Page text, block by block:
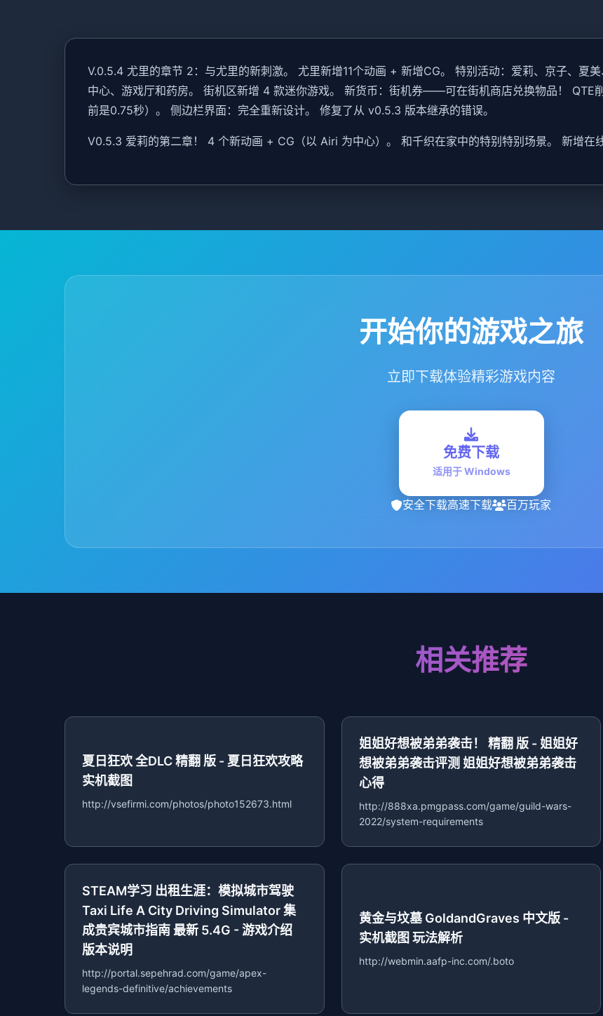
V.0.5.4 尤里的章节 2：与尤里的新刺激。 尤里新增11个动画 + 新增CG。 特别活动：爱莉、京子、夏
中心、游戏厅和药房。 街机区新增 4 款迷你游戏。 新货币：街机券——可在街机商店兑换物品！ QTE
前是0.75秒）。 侧边栏界面：完全重新设计。 修复了从 v0.5.3 版本继承的错误。
V0.5.3 爱莉的第二章！ 4 个新动画 + CG（以 Airi 为中心）。 和千织在家中的特别特别场景。 新增在
开始你的游戏之旅
立即下载体验精彩游戏内容
免费下载
适用于 Windows
安全下载高速下载 百万玩家
相关推荐
夏日狂欢 全DLC 精翻 版 - 夏日狂欢攻略
实机截图
http://vsefirmi.com/photos/photo152673.html
姐姐好想被弟弟袭击！ 精翻 版 - 姐姐好
想被弟弟袭击评测 姐姐好想被弟弟袭击
心得
http://888xa.pmgpass.com/game/guild-wars-
2022/system-requirements
STEAM学习 出租生涯：模拟城市驾驶
Taxi Life A City Driving Simulator 集
成贵宾城市指南 最新 5.4G - 游戏介绍
版本说明
http://portal.sepehrad.com/game/apex-
legends-definitive/achievements
黄金与坟墓 GoldandGraves 中文版 -
实机截图 玩法解析
http://webmin.aafp-inc.com/.boto